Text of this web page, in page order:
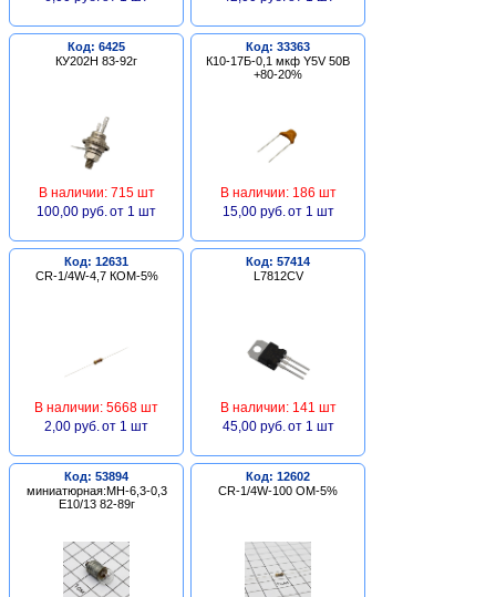
Код: 6425
КУ202Н 83-92г
В наличии: 715 шт
100,00 руб. от 1 шт
Код: 33363
К10-17Б-0,1 мкф Y5V 50В
+80-20%
В наличии: 186 шт
15,00 руб. от 1 шт
Код: 12631
CR-1/4W-4,7 КОМ-5%
В наличии: 5668 шт
2,00 руб. от 1 шт
Код: 57414
L7812CV
В наличии: 141 шт
45,00 руб. от 1 шт
Код: 53894
миниатюрная:МН-6,3-0,3
Е10/13 82-89г
Код: 12602
CR-1/4W-100 ОМ-5%